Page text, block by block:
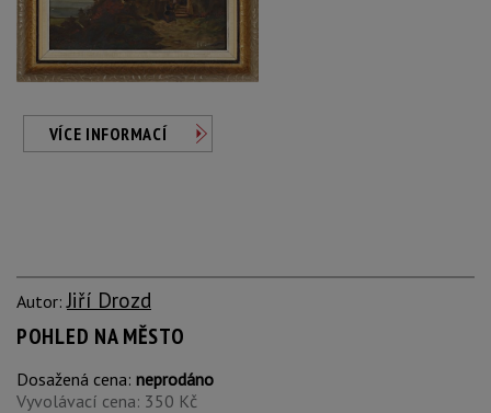
VÍCE INFORMACÍ
Autor:Jiří Drozd
POHLED NA MĚSTO
Dosažená cena: neprodáno
Vyvolávací cena: 350 Kč